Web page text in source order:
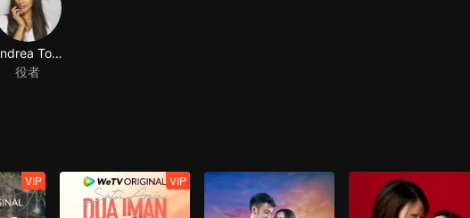
Andrea Torres
役者
VIP VIP